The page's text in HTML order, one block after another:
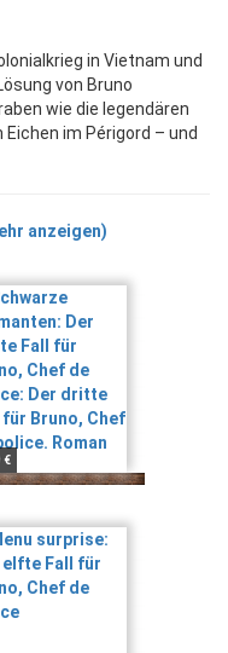
in Vietnam und
von Bruno
wie die legendären
im Périgord – und
anzeigen)
€